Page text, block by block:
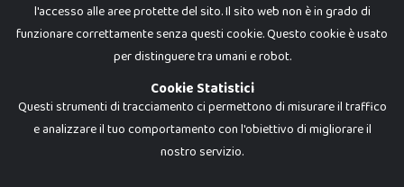
Dadi e Mattoncini è un brand di Giocabene Srl. Ogni riproduzione o utilizzo non
l'accesso alle aree protette del sito. Il sito web non è in grado di
funzionare correttamente senza questi cookie. Questo cookie è usato
per distinguere tra umani e robot.
Cookie Statistici
Questi strumenti di tracciamento ci permettono di misurare il traffico
e analizzare il tuo comportamento con l'obiettivo di migliorare il
nostro servizio.